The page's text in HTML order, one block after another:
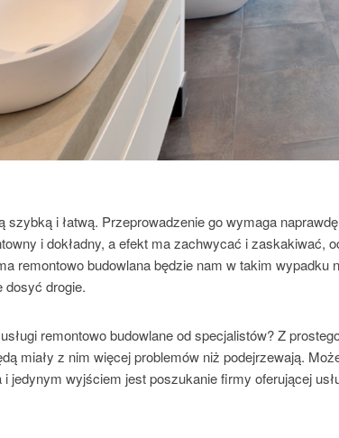
szybką i łatwą. Przeprowadzenie go wymaga
i dokładny, a efekt ma zachwycać i zaskakiwać,
remontowo budowlana będzie nam w takim wypadku
dosyć drogie.
remontowo budowlane od specjalistów? Z
miały z nim więcej problemów niż podejrzewają.
jedynym wyjściem jest poszukanie firmy oferującej